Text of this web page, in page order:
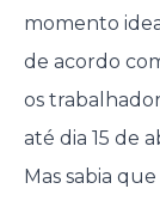
momento
de acordo
os
até dia 15 de
Mas sabia